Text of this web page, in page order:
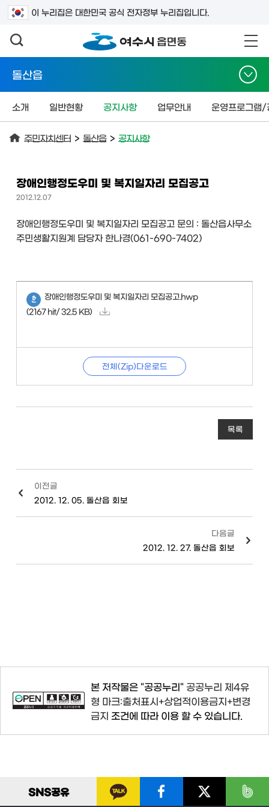
이 누리집은 대한민국 공식 전자정부 누리집입니다.
검색어를 입력하세요
돌산읍
소개 일반현황 공지사항 업무안내 운영프로그램/
주민자치센터 > 돌산읍 > 공지사항
장애인행정도우미 및 복지일자리 모집공고
2012.12.07
장애인행정도우미 및 복지일자리 모집공고 문의 : 돌산읍사무소
주민생활지원계 담당자 한나경(061-690-7402)
장애인행정도우미 및 복지일자리 모집공고.hwp
(2167 hit/ 32.5 KB)
전체(Zip)다운로드
목록
이전글
2012. 12. 05. 돌산읍 회보
다음글
2012. 12. 27. 돌산읍 회보
본 저작물은 "공공누리" 공공누리 제4유
형 마크:출처표시+상업적이용금지+변경
금지 조건에 따라 이용 할 수 있습니다.
SNS공유